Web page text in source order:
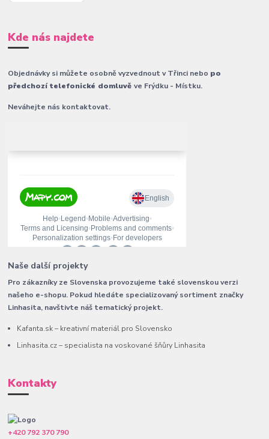
Kde nás najdete
Objednávky si můžete osobně vyzvednout v Třinci nebo po
předchozí telefonické domluvěve Frýdku - Místku.
Neváhejte nás kontaktovat.
Naše další projekty
Pro zákazníky ze Slovenska provozujeme také slovenskou verzi
našeho e-shopu. Pokud hledáte specializovaný sortiment značky
Linhasita, navštivte náš tematický projekt.
Kafanta.sk – kreativní materiál pro Slovensko
Linhasita.cz – specialista na voskované šňůry Linhasita
Kontakty
+420 792 370 790